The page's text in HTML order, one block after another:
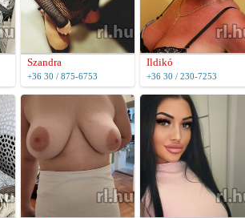
Szandra
+36 30 / 875-6753
Ildikó
+36 30 / 230-7253